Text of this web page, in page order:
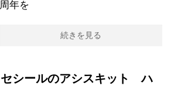
周年を
続きを見る
セシールのアシスキット ハ